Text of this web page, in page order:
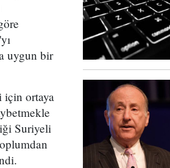
uygun bir
için ortaya
Suriyeli